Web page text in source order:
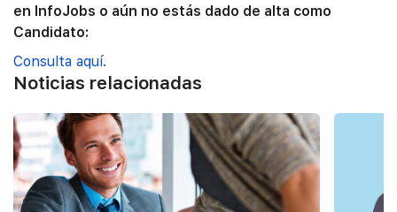
en InfoJobs o aún no estás dado de alta como
Candidato:
Consulta aquí.
Noticias relacionadas